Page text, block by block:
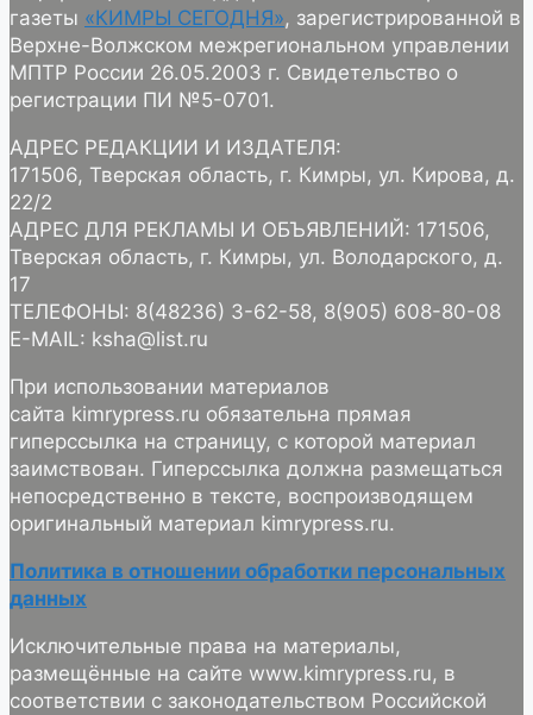
газеты «КИМРЫ СЕГОДНЯ», зарегистрированной в
Верхне-Волжском межрегиональном управлении
МПТР России 26.05.2003 г. Свидетельство о
регистрации ПИ №5-0701.
АДРЕС РЕДАКЦИИ И ИЗДАТЕЛЯ:
171506, Тверская область, г. Кимры, ул. Кирова, д.
22/2
АДРЕС ДЛЯ РЕКЛАМЫ И ОБЪЯВЛЕНИЙ: 171506,
Тверская область, г. Кимры, ул. Володарского, д.
17
ТЕЛЕФОНЫ: 8(48236) 3-62-58, 8(905) 608-80-08
E-MAIL: ksha@list.ru
При использовании материалов
сайта kimrypress.ru обязательна прямая
гиперссылка на страницу, с которой материал
заимствован. Гиперссылка должна размещаться
непосредственно в тексте, воспроизводящем
оригинальный материал kimrypress.ru.
Политика в отношении обработки персональных
данных
Исключительные права на материалы,
размещённые на сайте www.kimrypress.ru, в
соответствии с законодательством Российской